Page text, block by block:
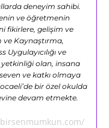
deneyim sahibi.
ve öğretmenin
fikirlere, gelişim ve
ve Kaynaştırma,
ve
olan, insana
ve katkı olmaya
bir özel okulda
devam etmekte.